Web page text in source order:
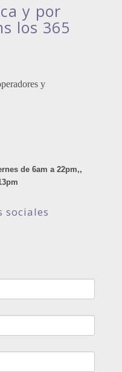
y por
los 365
y
de 6am a 22pm,,
sociales